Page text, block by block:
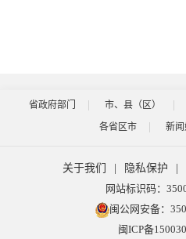
省政府部门 市、县（区）
各省区市
新
关于我们 隐私保护
网站标识码：
闽公网安备：
闽ICP备